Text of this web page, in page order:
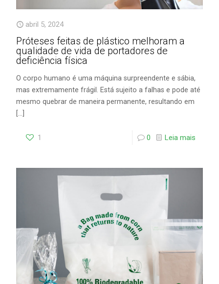
abril 5, 2024
Próteses feitas de plástico melhoram a
qualidade de vida de portadores de
deficiência física
O corpo humano é uma máquina surpreendente e sábia,
mas extremamente frágil. Está sujeito a falhas e pode até
mesmo quebrar de maneira permanente, resultando em
[…]
1 0 Leia mais